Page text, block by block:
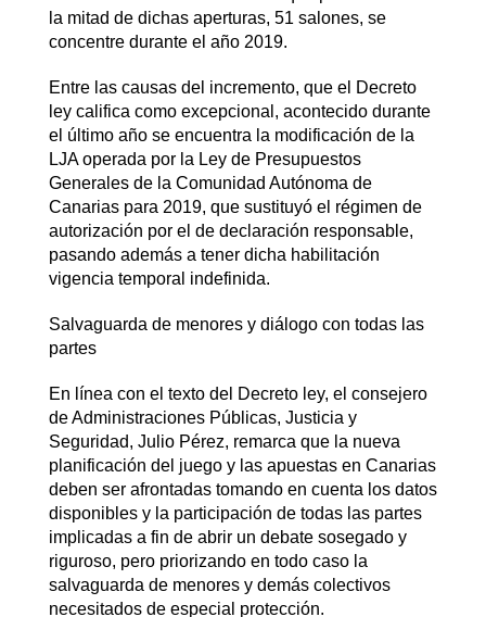
la mitad de dichas aperturas, 51 salones, se
concentre durante el año 2019.
Entre las causas del incremento, que el Decreto
ley califica como excepcional, acontecido durante
el último año se encuentra la modificación de la
LJA operada por la Ley de Presupuestos
Generales de la Comunidad Autónoma de
Canarias para 2019, que sustituyó el régimen de
autorización por el de declaración responsable,
pasando además a tener dicha habilitación
vigencia temporal indefinida.
Salvaguarda de menores y diálogo con todas las
partes
En línea con el texto del Decreto ley, el consejero
de Administraciones Públicas, Justicia y
Seguridad, Julio Pérez, remarca que la nueva
planificación del juego y las apuestas en Canarias
deben ser afrontadas tomando en cuenta los datos
disponibles y la participación de todas las partes
implicadas a fin de abrir un debate sosegado y
riguroso, pero priorizando en todo caso la
salvaguarda de menores y demás colectivos
necesitados de especial protección.